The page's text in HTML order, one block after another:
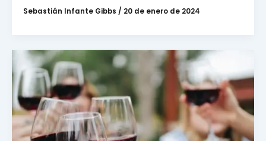
Sebastián Infante Gibbs / 20 de enero de 2024